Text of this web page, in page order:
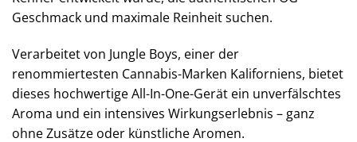
Geschmack und maximale Reinheit suchen.
Verarbeitet von Jungle Boys, einer der
renommiertesten Cannabis-Marken Kaliforniens, bietet
dieses hochwertige All-In-One-Gerät ein unverfälschtes
Aroma und ein intensives Wirkungserlebnis – ganz
ohne Zusätze oder künstliche Aromen.